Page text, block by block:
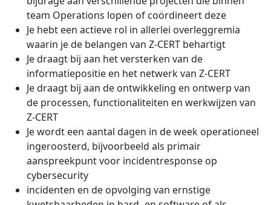
team Operations lopen of coördineert deze
Je hebt een actieve rol in allerlei overleggremia
waarin je de belangen van Z-CERT behartigt
Je draagt bij aan het versterken van de
informatiepositie en het netwerk van Z-CERT
Je draagt bij aan de ontwikkeling en ontwerp van
de processen, functionaliteiten en werkwijzen van
Z-CERT
Je wordt een aantal dagen in de week operationeel
ingeroosterd, bijvoorbeeld als primair
aanspreekpunt voor incidentresponse op
cybersecurity
incidenten en de opvolging van ernstige